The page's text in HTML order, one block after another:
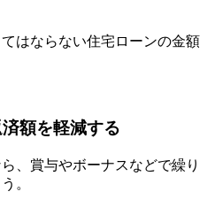
はならない住宅ローンの金額
額を軽減する
、賞与やボーナスなどで繰り
。